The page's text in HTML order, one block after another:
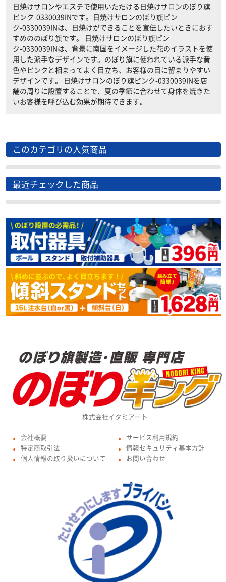
日焼けサロンやエステで使用いただける日焼けサロンのぼり旗
ピンク-0330039INです。日焼けサロンのぼり旗ピン
ク-0330039INは、日焼けができることを宣伝したいときにおす
すめののぼり旗です。 日焼けサロンのぼり旗ピン
ク-0330039INは、背景に南国をイメージした花のイラストを使
用した派手なデザインです。のぼり旗に使われている派手な黄
色やピンクと相まってよく目立ち、お客様の目に留まりやすい
デザインです。 日焼けサロンのぼり旗ピンク-0330039INを店
舗の周りに設置することで、夏の季節に合わせて身体を焼きた
いお客様を呼び込む効果が期待できます。
このカテゴリの人気商品
最近チェックした商品
株式会社イタミアート
● 会社概要
● 特定商取引法
● 個人情報の取り扱いについて
● サービス利用規約
● 情報セキュリティ基本方針
● お問い合わせ